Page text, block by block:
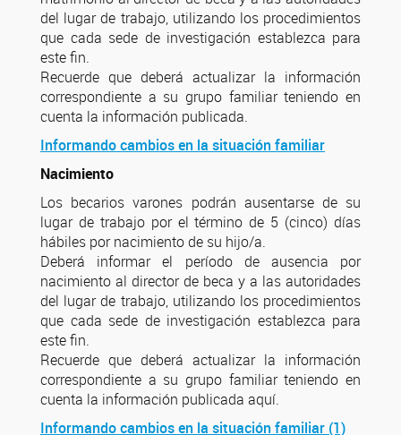
del lugar de trabajo, utilizando los procedimientos
que cada sede de investigación establezca para
este fin.
Recuerde que deberá actualizar la información
correspondiente a su grupo familiar teniendo en
cuenta la información publicada.
Informando cambios en la situación familiar
Nacimiento
Los becarios varones podrán ausentarse de su
lugar de trabajo por el término de 5 (cinco) días
hábiles por nacimiento de su hijo/a.
Deberá informar el período de ausencia por
nacimiento al director de beca y a las autoridades
del lugar de trabajo, utilizando los procedimientos
que cada sede de investigación establezca para
este fin.
Recuerde que deberá actualizar la información
correspondiente a su grupo familiar teniendo en
cuenta la información publicada aquí.
Informando cambios en la situación familiar (1)